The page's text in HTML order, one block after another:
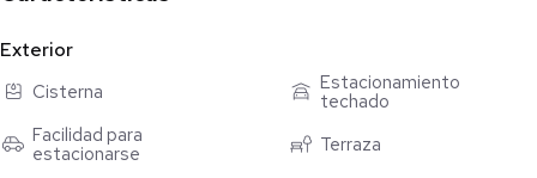
Cuenta con servicio de internet.
Contrato únicamente en modalidad anual. Solo se acepta un
perrito pequeño o gatos.
Exterior
Cisterna
Estacionamiento
techado
Facilidad para
estacionarse
Terraza